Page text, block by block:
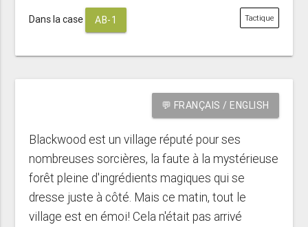
Dans la case AB-1 Tactique
💬 FRANÇAIS / ENGLISH
Blackwood est un village réputé pour ses
nombreuses sorcières, la faute à la mystérieuse
forêt pleine d'ingrédients magiques qui se
dresse juste à côté. Mais ce matin, tout le
village est en émoi! Cela n'était pas arrivé